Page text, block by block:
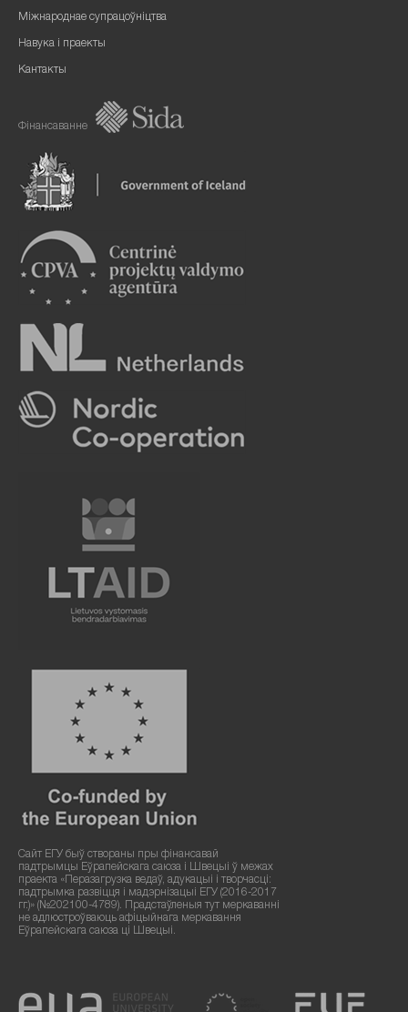
Міжнароднае супрацоўніцтва
Навука і праекты
Кантакты
Фінансаванне
Сайт ЕГУ быў створаны пры фінансавай
падтрымцы Еўрапейскага саюза і Швецыі ў межах
праекта «Перазагрузка ведаў, адукацыі і творчасці:
падтрымка развіцця і мадэрнізацыі ЕГУ (2016-2017
гг.)» (№202100-4789). Прадстаўленыя тут меркаванні
не адлюстроўваюць афіцыйнага меркавання
Еўрапейскага саюза ці Швецыі.